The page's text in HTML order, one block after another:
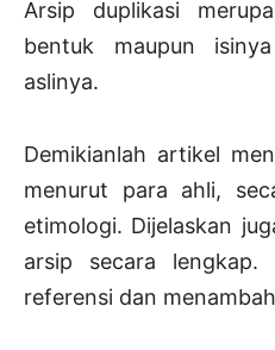
Arsip duplikasi
bentuk maupun
aslinya.
Demikianlah artikel
menurut para ahli,
etimologi. Dijelaskan
arsip secara lengkap.
referensi dan